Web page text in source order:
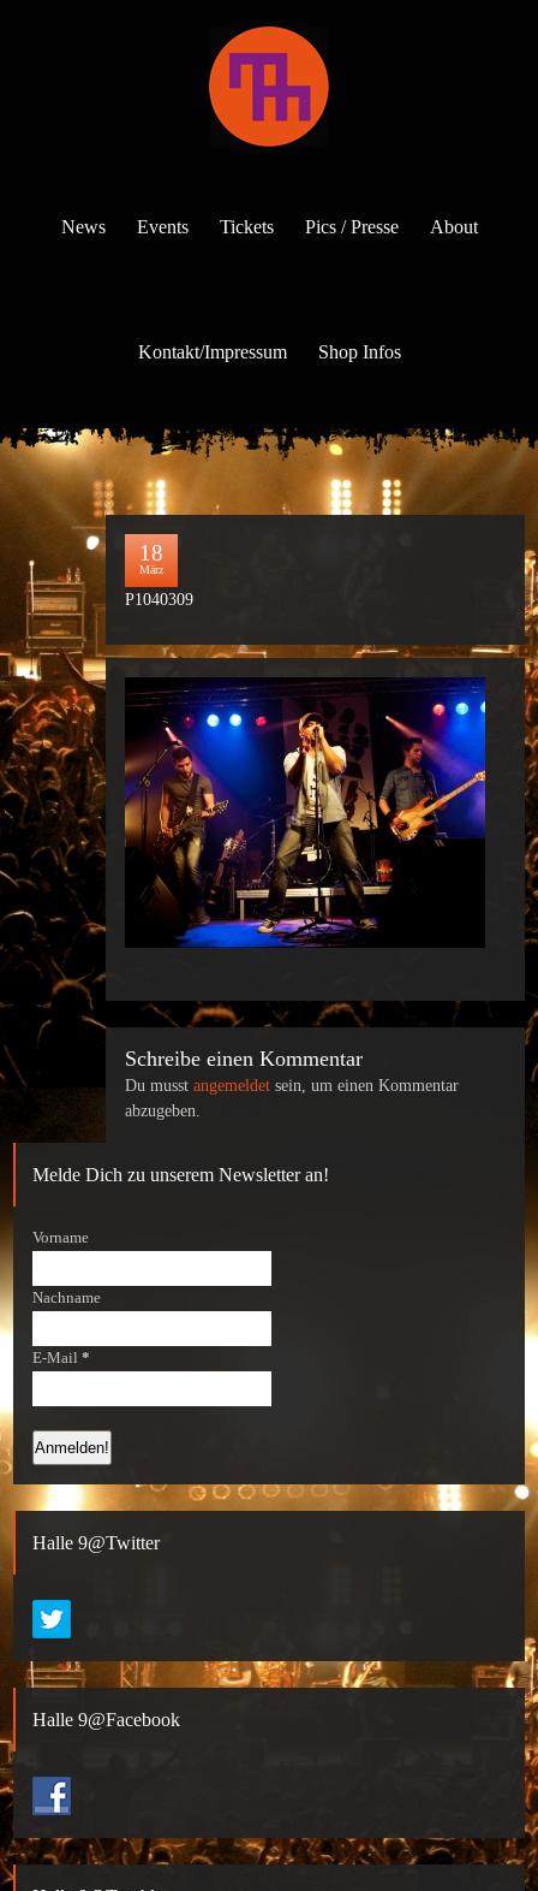
News Events Tickets Pics / Presse About
Kontakt/Impressum Shop Infos
18
März
P1040309
Schreibe einen Kommentar
Du musst angemeldet sein, um einen Kommentar
abzugeben.
Melde Dich zu unserem Newsletter an!
Vorname
Nachname
E-Mail *
Halle 9@Twitter
Halle 9@Facebook